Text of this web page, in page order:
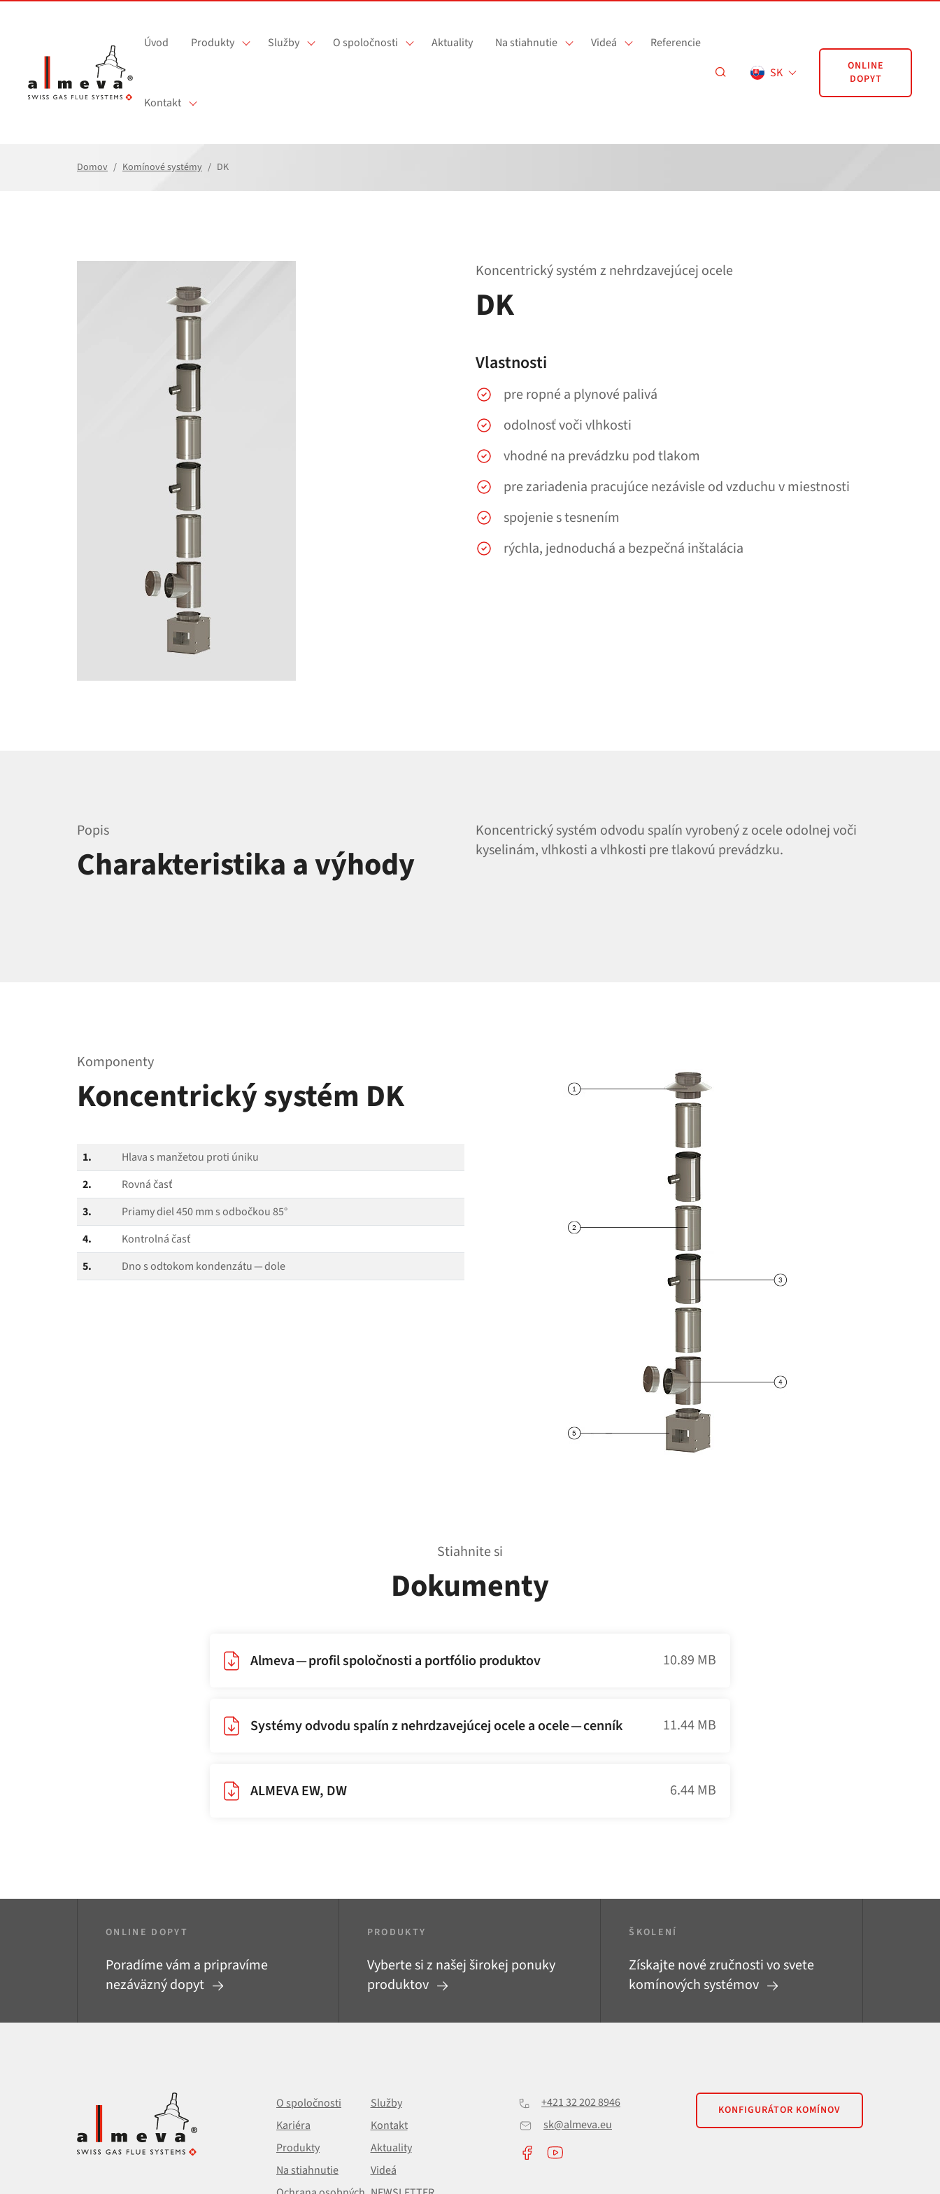
Úvod Produkty Služby O spoločnosti Aktuality Na stiahnutie Videá Referencie
Kontakt
SK
ONLINE
DOPYT
Domov Komínové systémy DK
Koncentrický systém z nehrdzavejúcej ocele
DK
Vlastnosti
pre ropné a plynové palivá
odolnosť voči vlhkosti
vhodné na prevádzku pod tlakom
pre zariadenia pracujúce nezávisle od vzduchu v miestnosti
spojenie s tesnením
rýchla, jednoduchá a bezpečná inštalácia
Popis
Charakteristika a výhody
Koncentrický systém odvodu spalín vyrobený z ocele odolnej voči
kyselinám, vlhkosti a vlhkosti pre tlakovú prevádzku.
Komponenty
Koncentrický systém DK
1.
Hlava s manžetou proti úniku
2.
Rovná časť
3.
Priamy diel 450 mm s odbočkou 85°
4.
Kontrolná časť
5.
Dno s odtokom kondenzátu — dole
Stiahnite si
Dokumenty
Almeva — profil spoločnosti a portfólio produktov 10.89 MB
Systémy odvodu spalín z nehrdzavejúcej ocele a ocele — cenník 11.44 MB
ALMEVA EW, DW 6.44 MB
ONLINE DOPYT
Poradíme vám a pripravíme
nezáväzný dopyt
PRODUKTY
Vyberte si z našej širokej ponuky
produktov
ŠKOLENÍ
Získajte nové zručnosti vo svete
komínových systémov
O spoločnosti
Služby
Kariéra
Kontakt
Produkty
Aktuality
Na stiahnutie
Videá
+421 32 202 8946
sk@almeva.eu
KONFIGURÁTOR KOMÍNOV